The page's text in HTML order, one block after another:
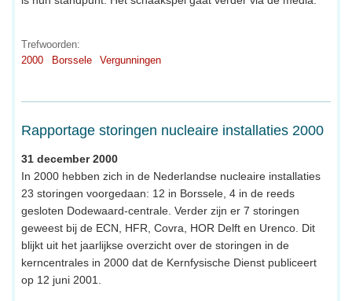
Trefwoorden:
2000
Borssele Vergunningen
Rapportage storingen nucleaire installaties 2000
31 december 2000
In 2000 hebben zich in de Nederlandse nucleaire installaties
23 storingen voorgedaan: 12 in Borssele, 4 in de reeds
gesloten Dodewaard-centrale. Verder zijn er 7 storingen
geweest bij de ECN, HFR, Covra, HOR Delft en Urenco. Dit
blijkt uit het jaarlijkse overzicht over de storingen in de
kerncentrales in 2000 dat de Kernfysische Dienst publiceert
op 12 juni 2001.